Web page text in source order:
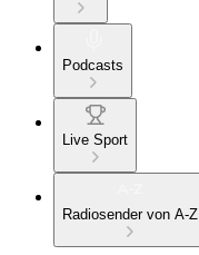
Podcasts
Live Sport
Radiosender von A-Z